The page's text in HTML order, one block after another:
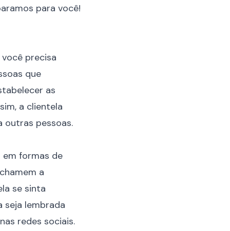
para você!
precisa
que
as
a clientela
outras pessoas.
formas de
a
se sinta
seja lembrada
redes sociais.